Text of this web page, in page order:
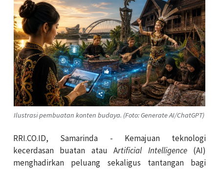
Ilustrasi pembuatan konten budaya. (Foto: Generate AI/ChatGPT)
RRI.CO.ID, Samarinda - Kemajuan teknologi
kecerdasan buatan atau Artificial Intelligence(AI)
menghadirkan peluang sekaligus tantangan bagi